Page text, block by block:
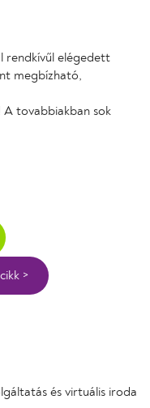
rendkívűl elégedett
megbízható,
A tovabbiakban sok
>
és virtuális iroda